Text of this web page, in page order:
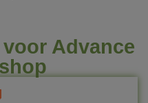
Advance